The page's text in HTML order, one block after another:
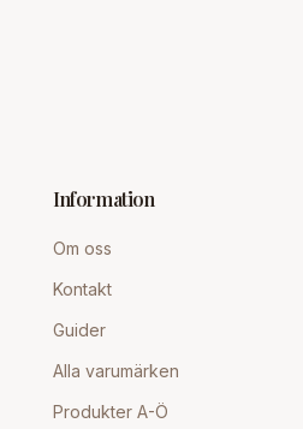
Information
Om oss
Kontakt
Guider
Alla varumärken
Produkter A-Ö